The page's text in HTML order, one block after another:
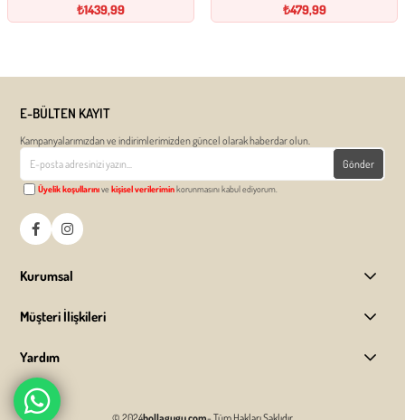
₺1439,99 ₺479,99
E-BÜLTEN KAYIT
Kampanyalarımızdan ve indirimlerimizden güncel olarak haberdar olun.
Gönder
Üyelik koşullarınıvekişisel verileriminkorunmasını kabul ediyorum.
Kurumsal
Müşteri İlişkileri
Yardım